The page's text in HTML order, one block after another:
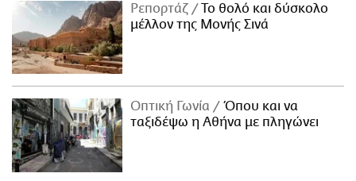
Ρεπορτάζ
Το θολό και δύσκολο
μέλλον της Μονής Σινά
Οπτική Γωνία
Όπου και να
ταξιδέψω η Αθήνα με πληγώνει